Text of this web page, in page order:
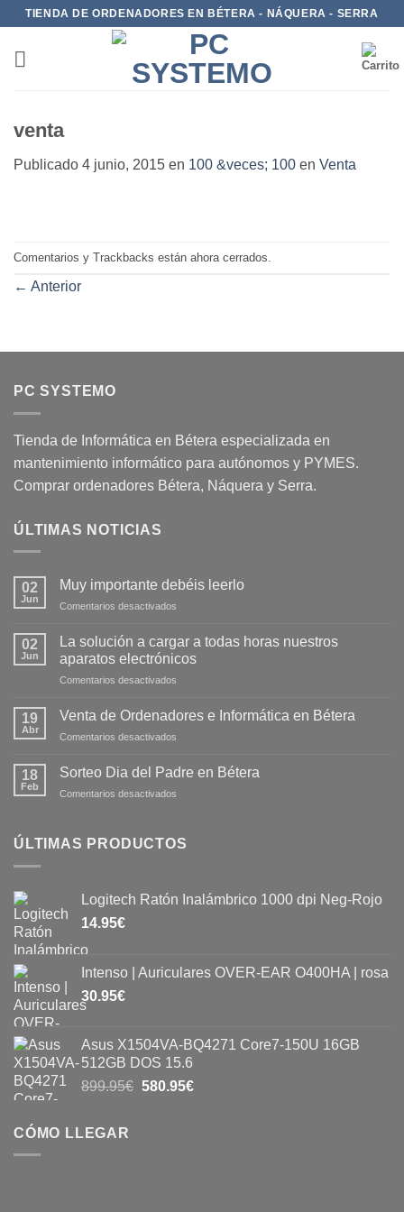
TIENDA DE ORDENADORES EN BÉTERA - NÁQUERA - SERRA
venta
Publicado 4 junio, 2015 en 100 &veces; 100 en Venta
Comentarios y Trackbacks están ahora cerrados.
← Anterior
PC SYSTEMO
Tienda de Informática en Bétera especializada en
mantenimiento informático para autónomos y PYMES.
Comprar ordenadores Bétera, Náquera y Serra.
ÚLTIMAS NOTICIAS
02
Jun
Muy importante debéis leerlo
Comentarios desactivados
02
Jun
La solución a cargar a todas horas nuestros
aparatos electrónicos
Comentarios desactivados
19
Abr
Venta de Ordenadores e Informática en Bétera
Comentarios desactivados
18
Feb
Sorteo Dia del Padre en Bétera
Comentarios desactivados
ÚLTIMAS PRODUCTOS
Logitech Ratón Inalámbrico 1000 dpi Neg-Rojo
14.95€
Intenso | Auriculares OVER-EAR O400HA | rosa
30.95€
Asus X1504VA-BQ4271 Core7-150U 16GB
512GB DOS 15.6
899.95€ 580.95€
CÓMO LLEGAR